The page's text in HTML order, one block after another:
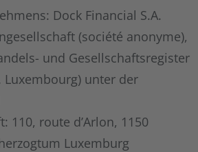
Dock Financial S.A.
(société anonyme),
und Gesellschaftsregister
Luxembourg) unter der
110, route d’Arlon, 1150
Luxemburg